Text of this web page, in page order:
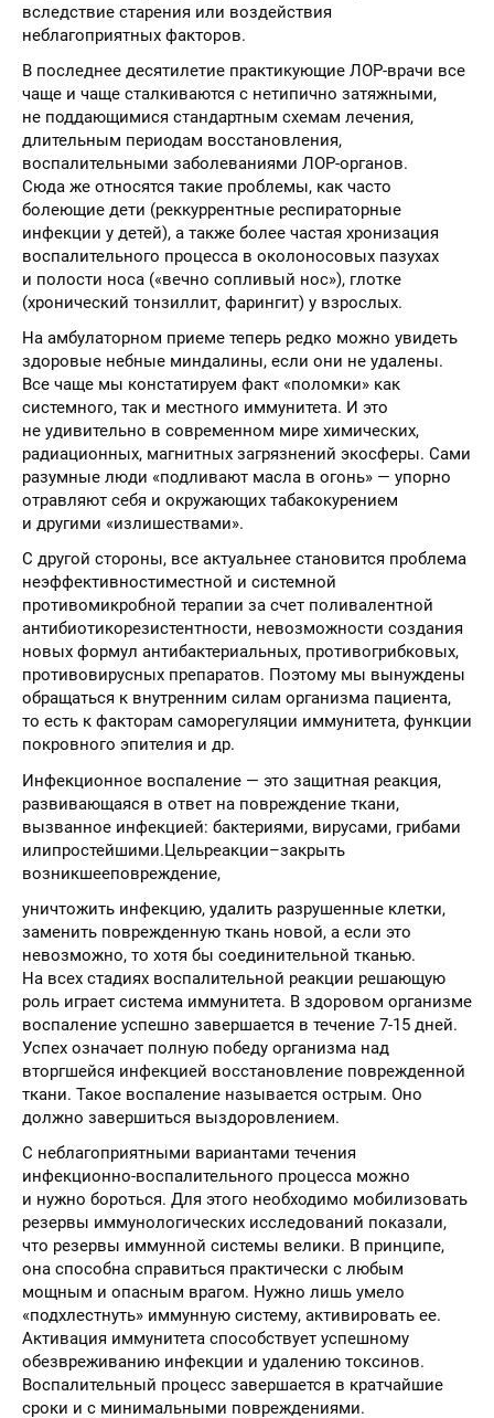
вследствие старения или воздействия
неблагоприятных факторов.
В последнее десятилетие практикующие ЛОР-врачи все
чаще и чаще сталкиваются с нетипично затяжными,
не поддающимися стандартным схемам лечения,
длительным периодам восстановления,
воспалительными заболеваниями ЛОР-органов.
Сюда же относятся такие проблемы, как часто
болеющие дети (реккуррентные респираторные
инфекции у детей), а также более частая хронизация
воспалительного процесса в околоносовых пазухах
и полости носа («вечно сопливый нос»), глотке
(хронический тонзиллит, фарингит) у взрослых.
На амбулаторном приеме теперь редко можно увидеть
здоровые небные миндалины, если они не удалены.
Все чаще мы констатируем факт «поломки» как
системного, так и местного иммунитета. И это
не удивительно в современном мире химических,
радиационных, магнитных загрязнений экосферы. Сами
разумные люди «подливают масла в огонь» — упорно
отравляют себя и окружающих табакокурением
и другими «излишествами».
С другой стороны, все актуальнее становится проблема
неэффективностиместной и системной
противомикробной терапии за счет поливалентной
антибиотикорезистентности, невозможности создания
новых формул антибактериальных, противогрибковых,
противовирусных препаратов. Поэтому мы вынуждены
обращаться к внутренним силам организма пациента,
то есть к факторам саморегуляции иммунитета, функции
покровного эпителия и др.
Инфекционное воспаление — это защитная реакция,
развивающаяся в ответ на повреждение ткани,
вызванное инфекцией: бактериями, вирусами, грибами
илипростейшими.Цельреакции–закрыть
возникшееповреждение,
уничтожить инфекцию, удалить разрушенные клетки,
заменить поврежденную ткань новой, а если это
невозможно, то хотя бы соединительной тканью.
На всех стадиях воспалительной реакции решающую
роль играет система иммунитета. В здоровом организме
воспаление успешно завершается в течение 7-15 дней.
Успех означает полную победу организма над
вторгшейся инфекцией восстановление поврежденной
ткани. Такое воспаление называется острым. Оно
должно завершиться выздоровлением.
С неблагоприятными вариантами течения
инфекционно-воспалительного процесса можно
и нужно бороться. Для этого необходимо мобилизовать
резервы иммунологических исследований показали,
что резервы иммунной системы велики. В принципе,
она способна справиться практически с любым
мощным и опасным врагом. Нужно лишь умело
«подхлестнуть» иммунную систему, активировать ее.
Активация иммунитета способствует успешному
обезвреживанию инфекции и удалению токсинов.
Воспалительный процесс завершается в кратчайшие
сроки и с минимальными повреждениями.